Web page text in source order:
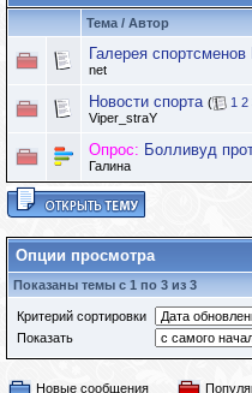
Тема / Автор
Галерея
net
Новости спорта ( 1 2
Viper_straY
Опрос: Болливуд
Галина
Опции просмотра
Показаны темы с 1 по 3 из 3
Критерий сортировки
Показать
Новые сообщения